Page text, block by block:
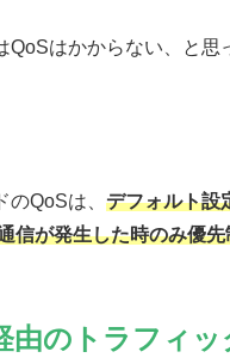
はかからない、と思
のQoSは、 デフォルト設
信が発生した時のみ優
由のトラフィ